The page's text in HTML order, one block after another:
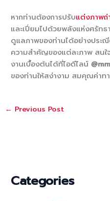
หากท่านต้องการปรับแต่งภาพถ่
และเปี่ยมไปด้วยพลังแห่งศรัทธ
ดูแลภาพของท่านได้อย่างประณี
ความสำคัญของแต่ละภาพ สนใ
งานเบื้องต้นได้ที่ไอดีไลน์
ของท่านให้สง่างาม สมคุณค่าท
← Previous Post
Categories